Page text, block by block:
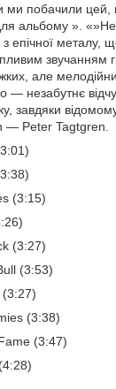
ми побачили цей,
альбому ».
з епічної металу,
звучанням
але
— незабутнє
завдяки
— Peter Tagtgren.
(3:15)
(3:27)
(3:53)
(3:27)
(3:38)
(3:47)